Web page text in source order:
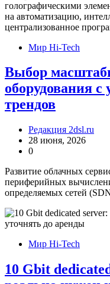
Мир Hi-Tech
Выбор
оборудования
трендов
Редакция 2dsl.ru
28 июня, 2026
0
Развитие облачных
периферийных
определяемых сетей
Мир Hi-Tech
10 Gbit